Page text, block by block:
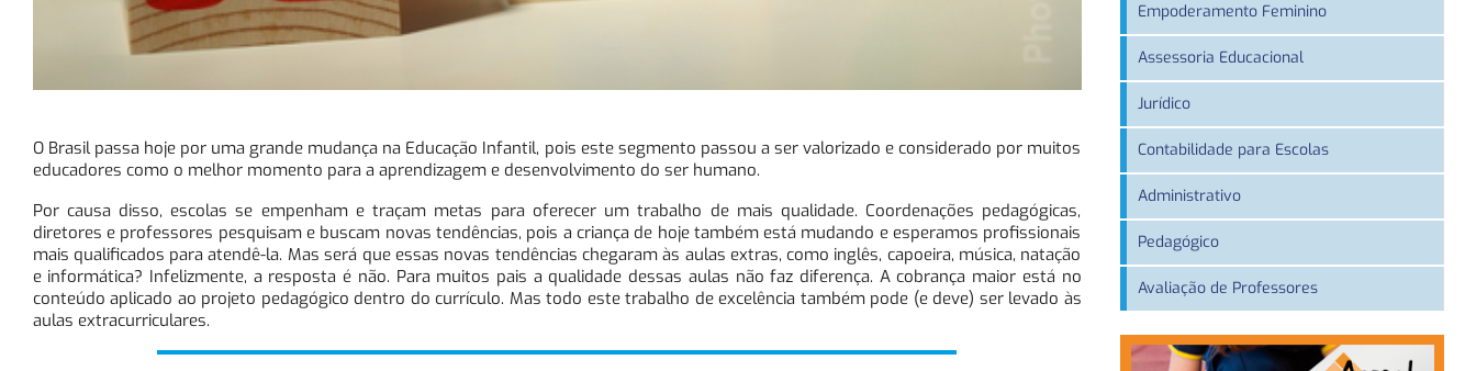
O Brasil passa hoje por uma grande mudança na Educação Infantil, pois este segmento passou a ser valorizado e considerado por muitos
educadores como o melhor momento para a aprendizagem e desenvolvimento do ser humano.
Por causa disso, escolas se empenham e traçam metas para oferecer um trabalho de mais qualidade. Coordenações pedagógicas,
diretores e professores pesquisam e buscam novas tendências, pois a criança de hoje também está mudando e esperamos profissionais
mais qualificados para atendê-la. Mas será que essas novas tendências chegaram às aulas extras, como inglês, capoeira, música, natação
e informática? Infelizmente, a resposta é não. Para muitos pais a qualidade dessas aulas não faz diferença. A cobrança maior está no
conteúdo aplicado ao projeto pedagógico dentro do currículo. Mas todo este trabalho de excelência também pode (e deve) ser levado às
aulas extracurriculares.
Empoderamento Feminino
Assessoria Educacional
Jurídico
Contabilidade para Escolas
Administrativo
Pedagógico
Avaliação de Professores